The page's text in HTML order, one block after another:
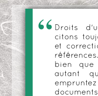
Droits
citons
et
bien que
autant